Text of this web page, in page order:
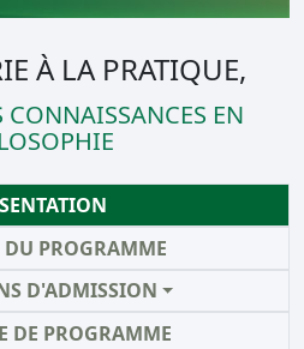
À LA PRATIQUE,
CONNAISSANCES EN
DU PROGRAMME
D'ADMISSION
DE PROGRAMME